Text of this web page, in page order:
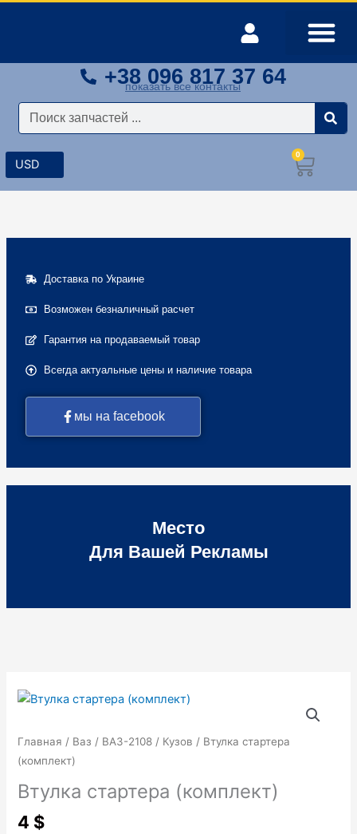
+38 096 817 37 64
показать все контакты
Поиск
0
Доставка по Украине
Возможен безналичный расчет
Гарантия на продаваемый товар
Всегда актуальные цены и наличие товара
мы на facebook
Место
Для Вашей Рекламы
Главная / Ваз / ВАЗ-2108 / Кузов / Втулка стартера
(комплект)
Втулка стартера (комплект)
4 $
Количество
Втулка
стартера